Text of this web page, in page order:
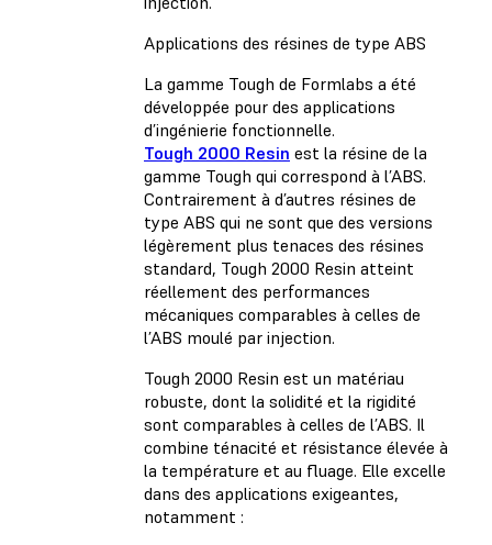
Applications des résines de type ABS
La gamme Tough de Formlabs a été
développée pour des applications
d’ingénierie fonctionnelle.
Tough 2000 Resin est la résine de la
gamme Tough qui correspond à l’ABS.
Contrairement à d’autres résines de
type ABS qui ne sont que des versions
légèrement plus tenaces des résines
standard, Tough 2000 Resin atteint
réellement des performances
mécaniques comparables à celles de
l’ABS moulé par injection.
Tough 2000 Resin est un matériau
robuste, dont la solidité et la rigidité
sont comparables à celles de l’ABS. Il
combine ténacité et résistance élevée à
la température et au fluage. Elle excelle
dans des applications exigeantes,
notamment :